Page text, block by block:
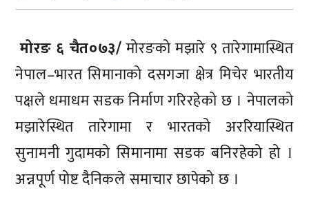
मोरङ ६ चैत०७३/मोरङको मझारे ९ तारेगामास्थित
नेपाल–भारत सिमानाको दसगजा क्षेत्र मिचेर भारतीय
पक्षले धमाधम सडक निर्माण गरिरहेको छ । नेपालको
मझारेस्थित तारेगामा र भारतको अररियास्थित
सुनामनी गुदामको सिमानामा सडक बनिरहेको हो ।
अन्नपूर्ण पोष्ट दैनिकले समाचार छापेको छ ।